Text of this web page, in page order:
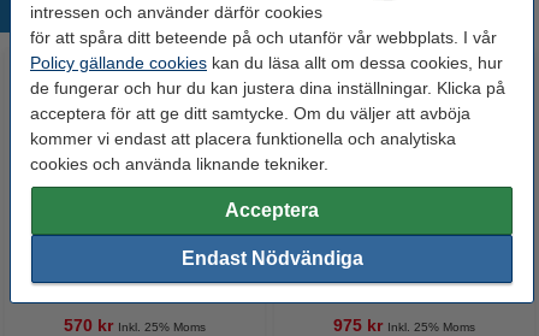
intressen och använder därför cookies
för att spåra ditt beteende på och utanför vår webbplats. I vår
Policy gällande cookies kan du läsa allt om dessa cookies, hur
de fungerar och hur du kan justera dina inställningar. Klicka på
acceptera för att ge ditt samtycke. Om du väljer att avböja
kommer vi endast att placera funktionella och analytiska
cookies och använda liknande tekniker.
Acceptera
Endast Nödvändiga
Populära produkter
Varumärket 123ink
ersätter Brother TN-2420 svart
570 kr Inkl. 25% Moms
Canon 057H BK svart toner hög
kapacitet (varumärket 123ink)
975 kr Inkl. 25% Moms